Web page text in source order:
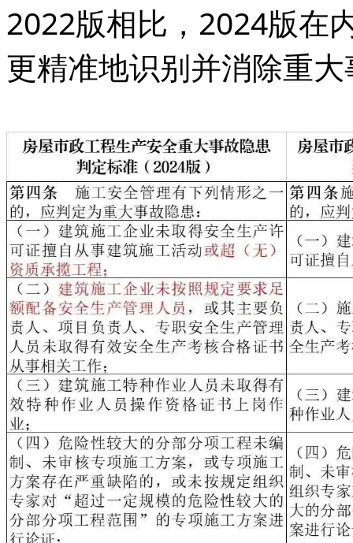
2022版相比，2024版在
更精准地识别并消除重